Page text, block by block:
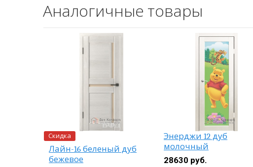
Аналогичные товары
Скидка
Лайн-16 беленый дуб
бежевое
Энерджи 12 дуб
молочный
28630 руб.